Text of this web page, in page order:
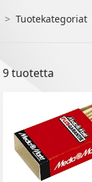
Tuotekategoriat
9 tuotetta